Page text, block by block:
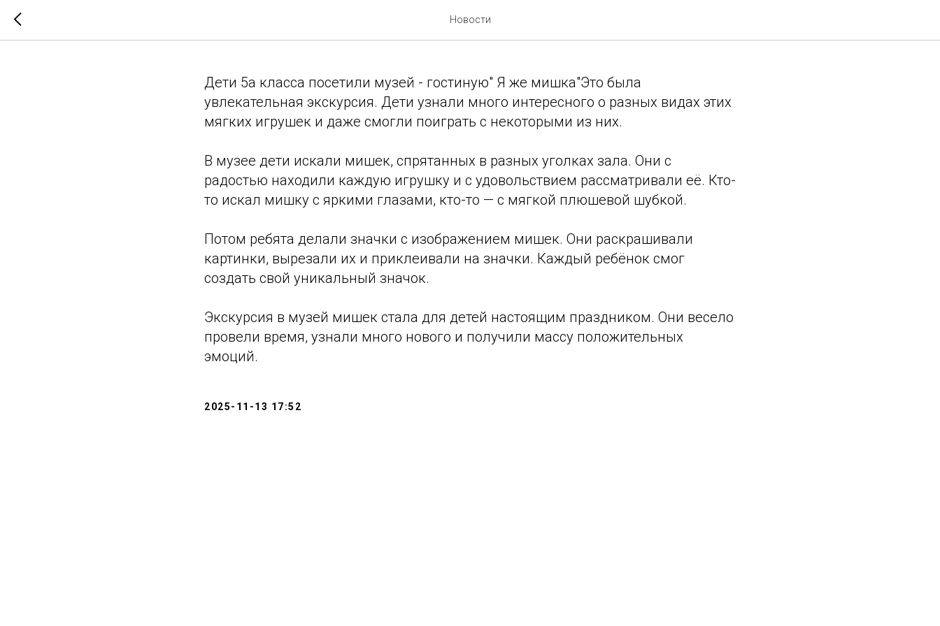
Новости
Посещение музея «Я же мишка»
Дети 5а класса посетили музей - гостиную" Я же мишка"Это была
увлекательная экскурсия. Дети узнали много интересного о разных видах этих
мягких игрушек и даже смогли поиграть с некоторыми из них.
В музее дети искали мишек, спрятанных в разных уголках зала. Они с
радостью находили каждую игрушку и с удовольствием рассматривали её. Кто-
то искал мишку с яркими глазами, кто-то — с мягкой плюшевой шубкой.
Потом ребята делали значки с изображением мишек. Они раскрашивали
картинки, вырезали их и приклеивали на значки. Каждый ребёнок смог
создать свой уникальный значок.
Экскурсия в музей мишек стала для детей настоящим праздником. Они весело
провели время, узнали много нового и получили массу положительных
эмоций.
2025-11-13 17:52